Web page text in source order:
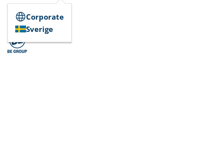
Corporate
Sverige